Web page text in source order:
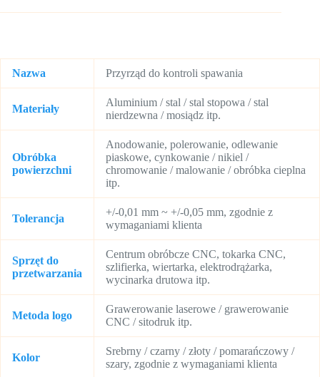
Nazwa Przyrząd do kontroli spawania
Materiały
Aluminium / stal / stal stopowa / stal
nierdzewna / mosiądz itp.
Obróbka
powierzchni
Anodowanie, polerowanie, odlewanie
piaskowe, cynkowanie / nikiel /
chromowanie / malowanie / obróbka cieplna
itp.
Tolerancja
+/-0,01 mm ~ +/-0,05 mm, zgodnie z
wymaganiami klienta
Sprzęt do
przetwarzania
Centrum obróbcze CNC, tokarka CNC,
szlifierka, wiertarka, elektrodrążarka,
wycinarka drutowa itp.
Metoda logo
Grawerowanie laserowe / grawerowanie
CNC / sitodruk itp.
Kolor
Srebrny / czarny / złoty / pomarańczowy /
szary, zgodnie z wymaganiami klienta